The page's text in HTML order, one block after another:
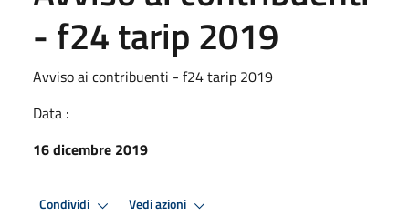
- f24 tarip 2019
Avviso ai contribuenti - f24 tarip 2019
Data :
16 dicembre 2019
Condividi Vedi azioni